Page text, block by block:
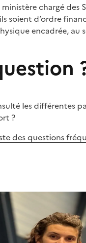
chargé des
soient d’ordre
encadrée, au
les différentes
?
des questions